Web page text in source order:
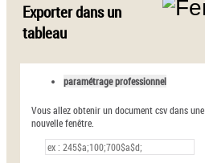
Exporter dans un
tableau
paramétrage professionnel
Vous allez obtenir un document csv dans une
nouvelle fenêtre.